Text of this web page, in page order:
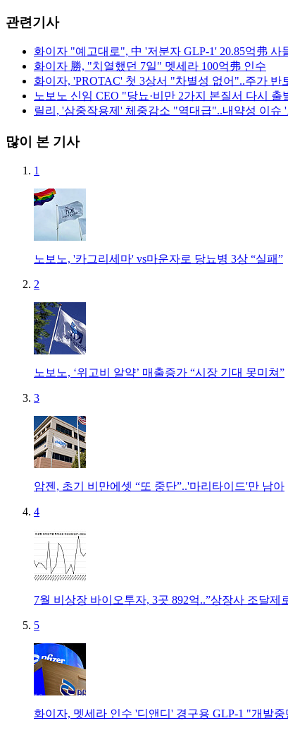
관련기사
화이자 "예고대로", 中 '저분자 GLP-1' 20.85억弗 사
화이자 勝, "치열했던 7일" 멧세라 100억弗 인수
화이자, 'PROTAC' 첫 3상서 "차별성 없어"..주가 반
노보노 신임 CEO "당뇨·비만 2가지 본질서 다시 출
릴리, '삼중작용제' 체중감소 "역대급"..내약성 이슈
많이 본 기사
1
노보노, '카그리세마' vs마운자로 당뇨병 3상 “실패”
2
노보노, ‘위고비 알약’ 매출증가 “시장 기대 못미쳐”
3
암젠, 초기 비만에셋 “또 중단”..'마리타이드'만 남아
4
7월 비상장 바이오투자, 3곳 892억..”상장사 조달제
5
화이자, 멧세라 인수 '디앤디' 경구용 GLP-1 "개발중